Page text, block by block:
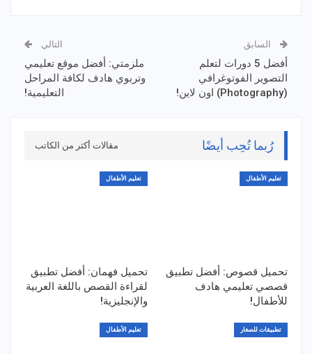
السابق
أفضل 5 دورات لتعلم
التصوير الفوتوغرافي
(Photography) اون لاين!
التالي
ملزمتي: أفضل موقع تعليمي
وتربوي هادف لكافة المراحل
التعليمية!
رُبما تُحِب أيضًا مقالات أكثر من الكاتب
تعليم الأطفال
تحميل قصوص: أفضل تطبيق
قصصي تعليمي هادف
للأطفال!
تعليم الأطفال
تحميل فهمان: أفضل تطبيق
لقراءة القصص باللغة العربية
والإنجليزية!
تطبيقات للصغار تعليم الأطفال